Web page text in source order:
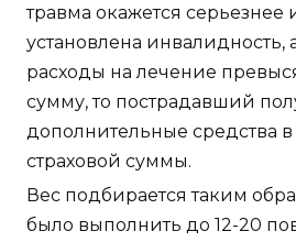
травма окажется серьезнее
установлена инвалидность,
расходы на лечение
сумму, то пострадавший
дополнительные средства
страховой суммы.
Вес подбирается таким
было выполнить до 12-20